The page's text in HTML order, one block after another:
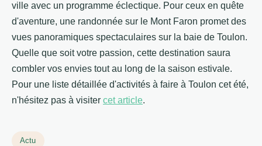
ville avec un programme éclectique. Pour ceux en quête
d'aventure, une randonnée sur le Mont Faron promet des
vues panoramiques spectaculaires sur la baie de Toulon.
Quelle que soit votre passion, cette destination saura
combler vos envies tout au long de la saison estivale.
Pour une liste détaillée d'activités à faire à Toulon cet été,
n'hésitez pas à visiter cet article.
Actu